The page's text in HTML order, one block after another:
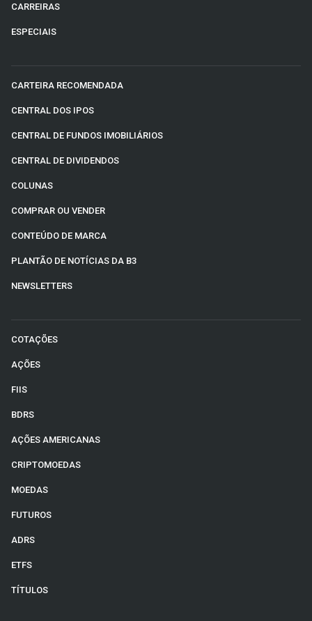
CARREIRAS
ESPECIAIS
CARTEIRA RECOMENDADA
CENTRAL DOS IPOS
CENTRAL DE FUNDOS IMOBILIÁRIOS
CENTRAL DE DIVIDENDOS
COLUNAS
COMPRAR OU VENDER
CONTEÚDO DE MARCA
PLANTÃO DE NOTÍCIAS DA B3
NEWSLETTERS
COTAÇÕES
AÇÕES
FIIS
BDRS
AÇÕES AMERICANAS
CRIPTOMOEDAS
MOEDAS
FUTUROS
ADRS
ETFS
TÍTULOS